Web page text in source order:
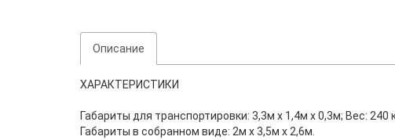
Описание
ХАРАКТЕРИСТИКИ
Габариты для транспортировки: 3,3м х 1,4м х 0,3м; Вес: 240
Габариты в собранном виде: 2м х 3,5м х 2,6м.